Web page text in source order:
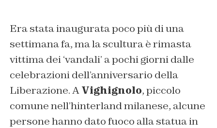
Era stata inaugurata poco più di una
settimana fa, ma la scultura è rimasta
vittima dei ‘vandali’ a pochi giorni dalle
celebrazioni dell’anniversario della
Liberazione. AVighignolo, piccolo
comune nell’hinterland milanese, alcune
persone hanno dato fuoco alla statua in